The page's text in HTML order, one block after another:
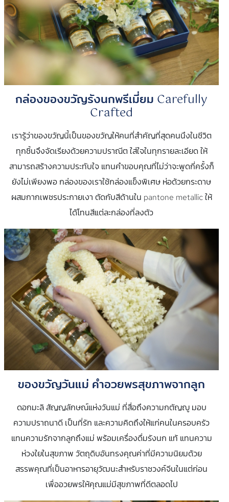
กล่องของขวัญรังนกพรีเมี่ยม Carefully
Crafted
เรารู้ว่าของขวัญนี้เป็นของขวัญให้คนที่สำคัญที่สุดคนนึงในชีวิต
ทุกชิ้นจึงจัดเรียงด้วยความปราณีต ใส่ใจในทุกรายละเอียด ให้
สามารถสร้างความประทับใจ แทนคำขอบคุณที่ไม่ว่าจะพูดกี่ครั้งก็
ยังไม่เพียงพอ กล่องของเราใช้กล่องแข็งพิเศษ ห่อด้วยกระดาษ
ผสมกากเพชรประกายเงา ตัดกับสีด้านใน pantone metallic ให้
ได้โทนสีแต่ละกล่องที่ลงตัว
ของขวัญวันแม่ คำอวยพรสุขภาพจากลูก
ดอกมะลิ สัญญลักษณ์แห่งวันแม่ ที่สื่อถึงความกตัญญู มอบ
ความปราถนาดี เป็นที่รัก และความคิดถึงให้แก่คนในครอบครัว
แทนความรักจากลูกถึงแม่ พร้อมเครื่องดื่มรังนก แท้ แทนความ
ห่วงใยในสุขภาพ วัตถุดิบอันทรงคุณค่าที่มีความนิยมด้วย
สรรพคุณที่เป็นอาหารอายุวัฒนะสำหรับราชวงค์จีนในแต่ก่อน
เพื่ออวยพรให้คุณแม่มีสุขภาพที่ดีตลอดไป